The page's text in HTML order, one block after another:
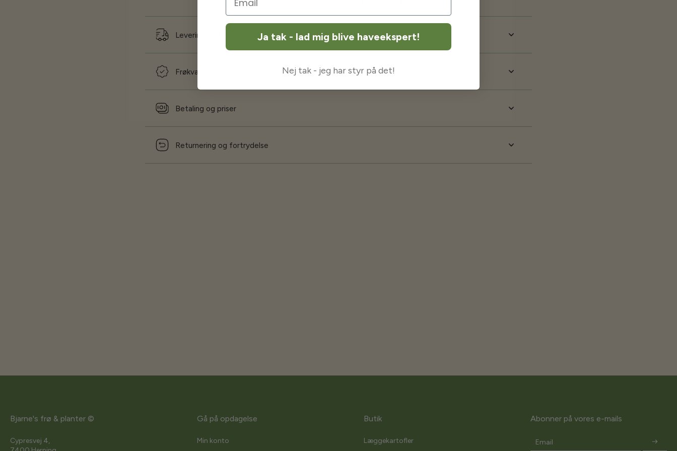
Levering og forsendelse
Frøkvalitet og garanti
Betaling og priser
Returnering og fortrydelse
Bjarne's frø & planter ©
Cypresvej 4,
Gå på opdagelse
Min konto
Butik
Læggekartofler
Abonner på vores e-mails
Email
Ja tak - lad mig blive haveekspert!
Nej tak - jeg har styr på det!